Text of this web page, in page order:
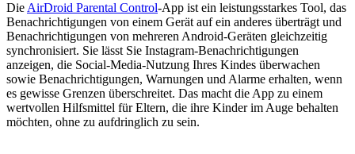
Die AirDroid Parental Control-App ist ein leistungsstarkes Tool, das
Benachrichtigungen von einem Gerät auf ein anderes überträgt und
Benachrichtigungen von mehreren Android-Geräten gleichzeitig
synchronisiert. Sie lässt Sie Instagram-Benachrichtigungen
anzeigen, die Social-Media-Nutzung Ihres Kindes überwachen
sowie Benachrichtigungen, Warnungen und Alarme erhalten, wenn
es gewisse Grenzen überschreitet. Das macht die App zu einem
wertvollen Hilfsmittel für Eltern, die ihre Kinder im Auge behalten
möchten, ohne zu aufdringlich zu sein.